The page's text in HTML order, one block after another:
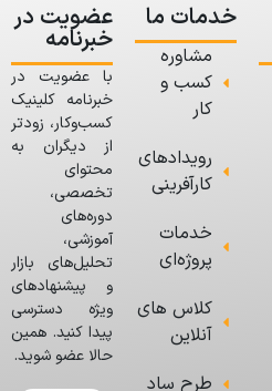
خدمات ما
مشاوره
کسب و
کار
رویدادهای
کارآفرینی
خدمات
پروژه‌ای
کلاس های
آنلاین
طرح ساد
عضویت در
خبرنامه
با عضویت در
خبرنامه کلینیک
کسب‌وکار، زودتر
از دیگران به
محتوای
تخصصی،
دوره‌های
آموزشی،
تحلیل‌های بازار
و پیشنهادهای
ویژه دسترسی
پیدا کنید. همین
حالا عضو شوید.